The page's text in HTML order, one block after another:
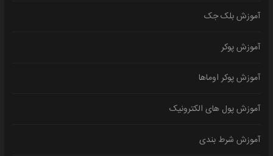
آموزش بلک جک
آموزش پوکر
آموزش پوکر اوماها
آموزش پول های الکترونیک
آموزش شرط بندی